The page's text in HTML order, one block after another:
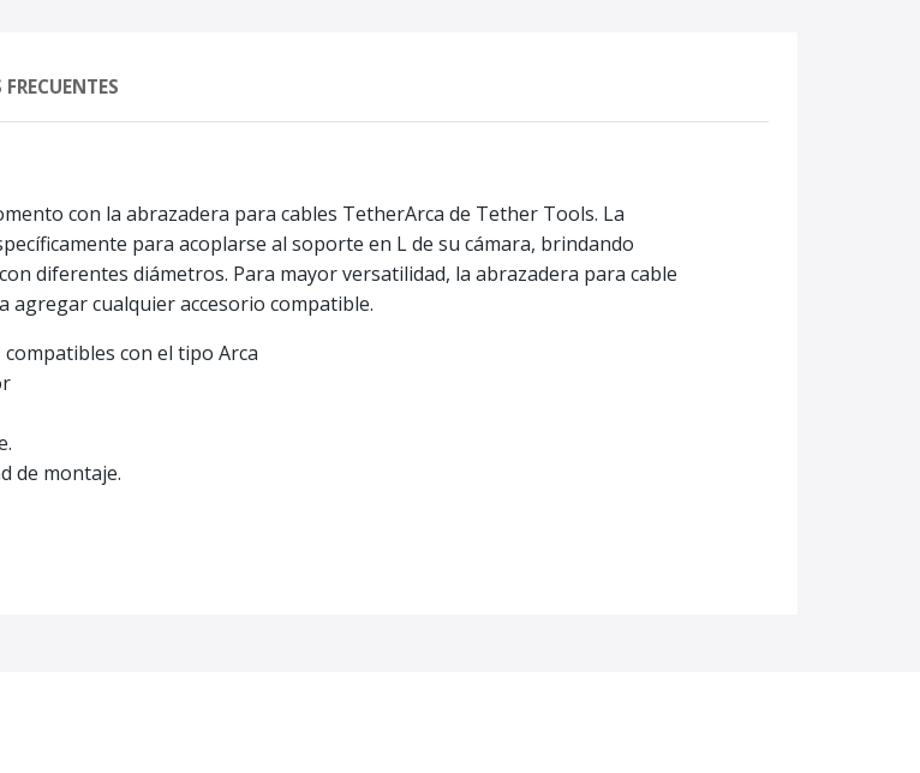
con la abrazadera para cables TetherArca de Tether Tools. La
para acoplarse al soporte en L de su cámara, brindando
diferentes diámetros. Para mayor versatilidad, la abrazadera para cable
agregar cualquier accesorio compatible.
con el tipo Arca
de montaje.